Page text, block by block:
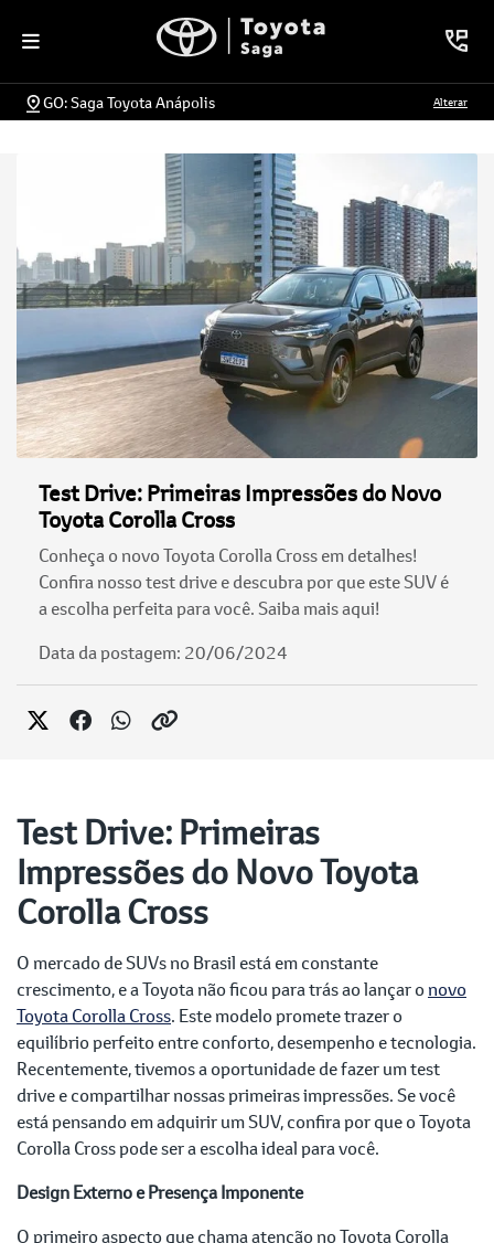
GO: Saga Toyota Anápolis Alterar
Test Drive: Primeiras Impressões do Novo
Toyota Corolla Cross
Conheça o novo Toyota Corolla Cross em detalhes!
Confira nosso test drive e descubra por que este SUV é
a escolha perfeita para você. Saiba mais aqui!
Data da postagem: 20/06/2024
Test Drive: Primeiras
Impressões do Novo Toyota
Corolla Cross
O mercado de SUVs no Brasil está em constante
crescimento, e a Toyota não ficou para trás ao lançar o novo
Toyota Corolla Cross. Este modelo promete trazer o
equilíbrio perfeito entre conforto, desempenho e tecnologia.
Recentemente, tivemos a oportunidade de fazer um test
drive e compartilhar nossas primeiras impressões. Se você
está pensando em adquirir um SUV, confira por que o Toyota
Corolla Cross pode ser a escolha ideal para você.
Design Externo e Presença Imponente
O primeiro aspecto que chama atenção no Toyota Corolla